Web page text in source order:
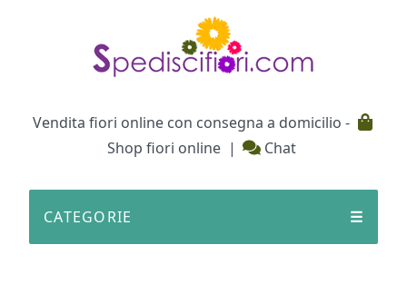
Vendita fiori online con consegna a domicilio -
Shop fiori online | Chat
CATEGORIE ☰